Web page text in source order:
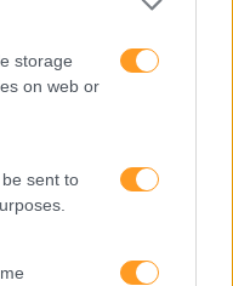
storage
on web or
sent to
um grau
ou hard skills, têm
59% dos